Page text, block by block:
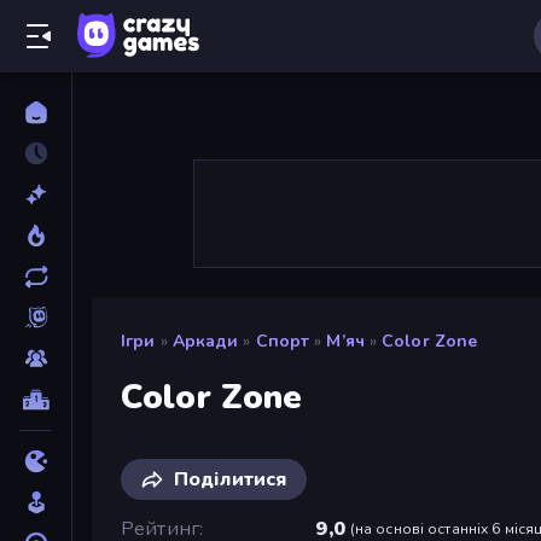
Ігри » Аркади » Спорт » М’яч » Color Zone
Color Zone
Поділитися
Рейтинг
9,0 (на основі останніх 6